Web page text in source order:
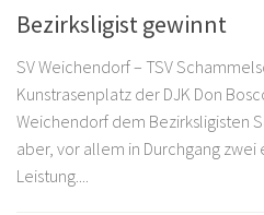
Bezirksligist gewinnt
SV Weichendorf – TSV
Kunstrasenplatz der DJK Don
Weichendorf dem Bezirksligisten
aber, vor allem in Durchgang
Leistung....